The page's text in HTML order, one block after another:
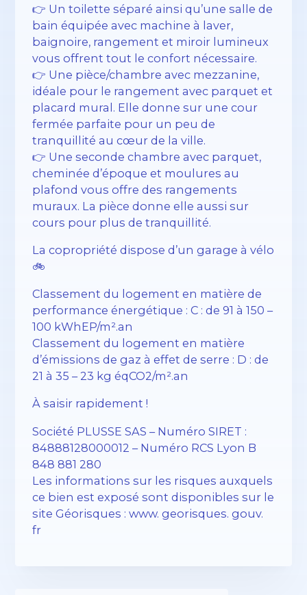
👉 Un toilette séparé ainsi qu’une salle de
bain équipée avec machine à laver,
baignoire, rangement et miroir lumineux
vous offrent tout le confort nécessaire.
👉 Une pièce/chambre avec mezzanine,
idéale pour le rangement avec parquet et
placard mural. Elle donne sur une cour
fermée parfaite pour un peu de
tranquillité au cœur de la ville.
👉 Une seconde chambre avec parquet,
cheminée d’époque et moulures au
plafond vous offre des rangements
muraux. La pièce donne elle aussi sur
cours pour plus de tranquillité.
La copropriété dispose d’un garage à vélo
🚲
Classement du logement en matière de
performance énergétique : C : de 91 à 150 –
100 kWhEP/m².an
Classement du logement en matière
d’émissions de gaz à effet de serre : D : de
21 à 35 – 23 kg éqCO2/m².an
À saisir rapidement !
Société PLUSSE SAS – ​​Numéro SIRET :
84888128000012 – Numéro RCS Lyon B
848 881 280
Les informations sur les risques auxquels
ce bien est exposé sont disponibles sur le
site Géorisques : www. georisques. gouv.
fr